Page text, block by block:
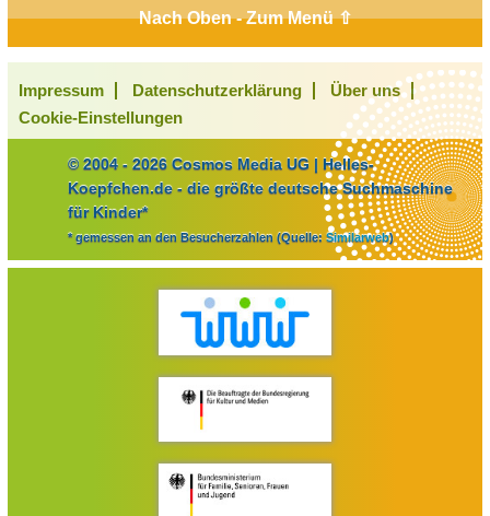
Nach Oben - Zum Menü ⇧
Impressum Datenschutzerklärung
Über uns
Cookie-Einstellungen
© 2004 - 2026 Cosmos Media UG | Helles-
Koepfchen.de - die größte deutsche Suchmaschine
für Kinder*
* gemessen an den Besucherzahlen (Quelle: Similarweb)